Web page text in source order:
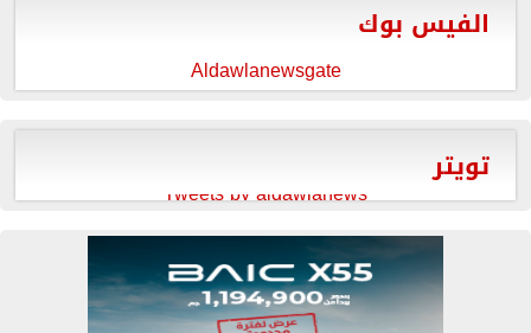
الفيس بوك
Aldawlanewsgate
تويتر
Tweets by aldawlanews